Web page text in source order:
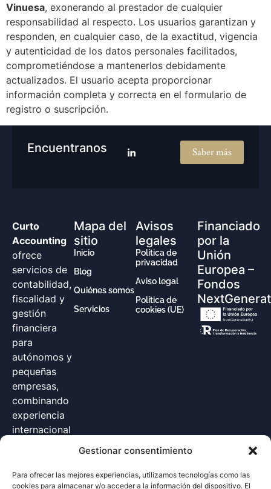
Gestionar consentimiento
Para ofrecer las mejores experiencias, utilizamos tecnologías como las
cookies para almacenar y/o acceder a la información del dispositivo. El
Vinuesa, exonerando al prestador de cualquier
responsabilidad al respecto. Los usuarios garantizan y
responden, en cualquier caso, de la exactitud, vigencia
y autenticidad de los datos personales facilitados,
comprometiéndose a mantenerlos debidamente
actualizados. El usuario acepta proporcionar
información completa y correcta en el formulario de
registro o suscripción.
Encuentranos Saber más
Curto
Accounting
ofrece
servicios de
contabilidad,
fiscalidad y
gestión
financiera
para
autónomos y
pequeñas
empresas,
combinando
experiencia
internacional
personalizadas
Mapa del
sitio
Inicio
Blog
Quiénes somos
Servicios
Avisos
legales
Política de
privacidad
Aviso legal
Política de
cookies (UE)
Financiado
por la
Unión
Europea –
Fondos